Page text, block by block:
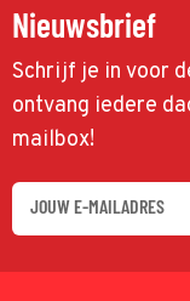
Nieuwsbrief
Schrijf je in voor
ontvang iedere
mailbox!